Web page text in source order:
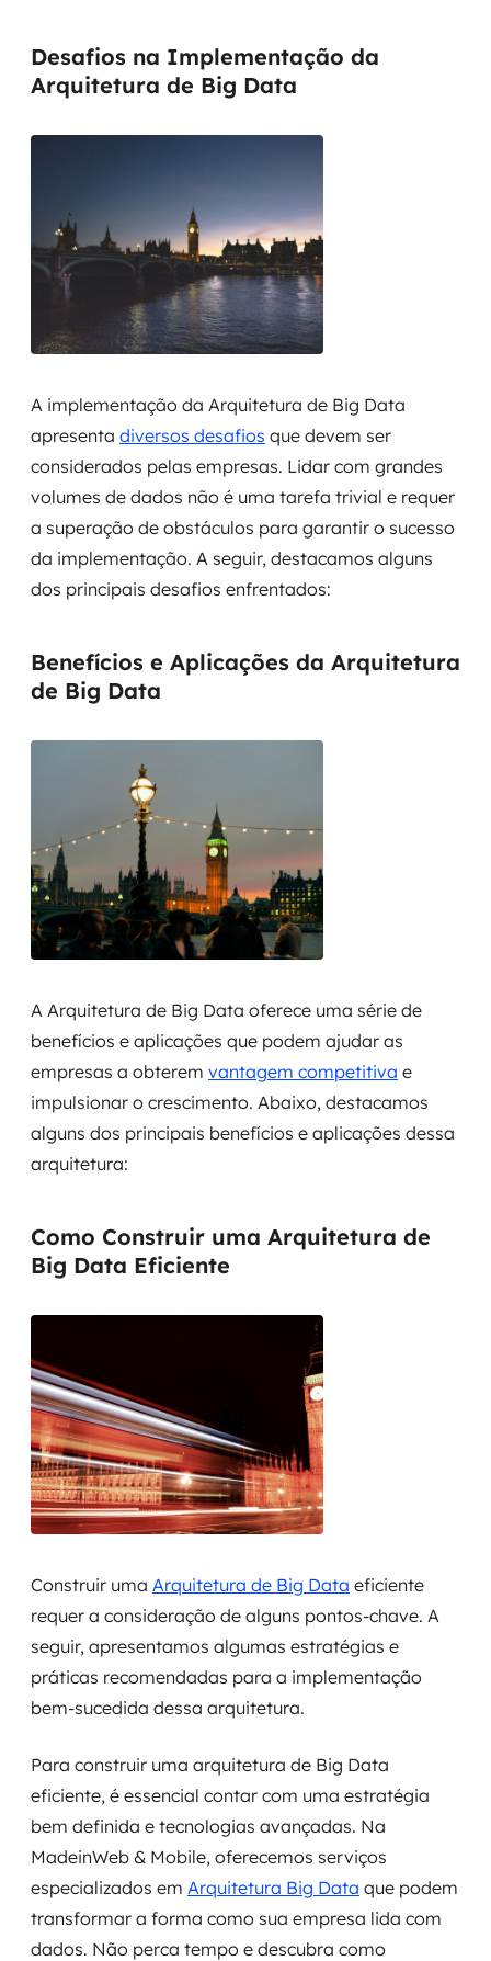
Desafios na Implementação da
Arquitetura de Big Data
A implementação da Arquitetura de Big Data
apresenta diversos desafios que devem ser
considerados pelas empresas. Lidar com grandes
volumes de dados não é uma tarefa trivial e requer
a superação de obstáculos para garantir o sucesso
da implementação. A seguir, destacamos alguns
dos principais desafios enfrentados:
Benefícios e Aplicações da Arquitetura
de Big Data
A Arquitetura de Big Data oferece uma série de
benefícios e aplicações que podem ajudar as
empresas a obterem vantagem competitiva e
impulsionar o crescimento. Abaixo, destacamos
alguns dos principais benefícios e aplicações dessa
arquitetura:
Como Construir uma Arquitetura de
Big Data Eficiente
Construir uma Arquitetura de Big Data eficiente
requer a consideração de alguns pontos-chave. A
seguir, apresentamos algumas estratégias e
práticas recomendadas para a implementação
bem-sucedida dessa arquitetura.
Para construir uma arquitetura de Big Data
eficiente, é essencial contar com uma estratégia
bem definida e tecnologias avançadas. Na
MadeinWeb & Mobile, oferecemos serviços
especializados em Arquitetura Big Data que podem
transformar a forma como sua empresa lida com
dados. Não perca tempo e descubra como